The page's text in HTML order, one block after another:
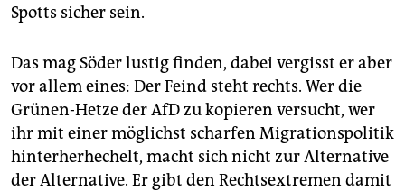
Spotts sicher sein.
Das mag Söder lustig finden, dabei vergisst er aber
vor allem eines: Der Feind steht rechts. Wer die
Grünen-Hetze der AfD zu kopieren versucht, wer
ihr mit einer möglichst scharfen Migrationspolitik
hinterherhechelt, macht sich nicht zur Alternative
der Alternative. Er gibt den Rechtsextremen damit